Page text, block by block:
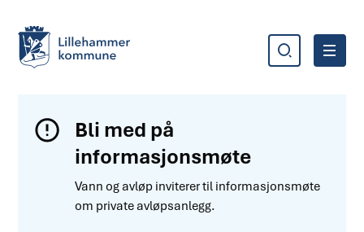
Søk Meny
Bli med på
informasjonsmøte
Vann og avløp inviterer til informasjonsmøte
om private avløpsanlegg.